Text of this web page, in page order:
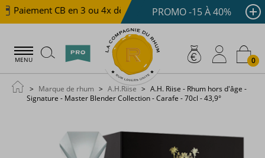
Paiement CB en 3 ou 4x dès 100 € Livraison offerte
PROMO -15 À 40%
MENU 0
Marque de rhum A.H.Riise
A.H. Riise - Rhum hors d'âge -
Signature - Master Blender Collection - Carafe - 70cl - 43,9°